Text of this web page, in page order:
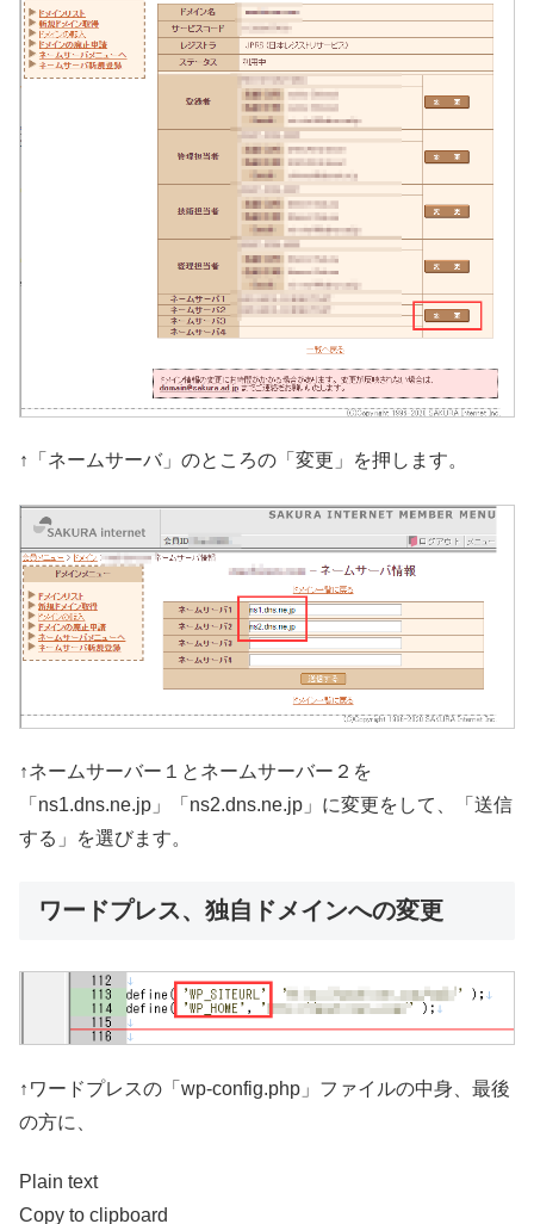
↑「ネームサーバ」のところの「変更」を押します。
↑ネームサーバー１とネームサーバー２を
「ns1.dns.ne.jp」「ns2.dns.ne.jp」に変更をして、「送信
する」を選びます。
ワードプレス、独自ドメインへの変更
↑ワードプレスの「wp-config.php」ファイルの中身、最後
の方に、
Plain text
Copy to clipboard